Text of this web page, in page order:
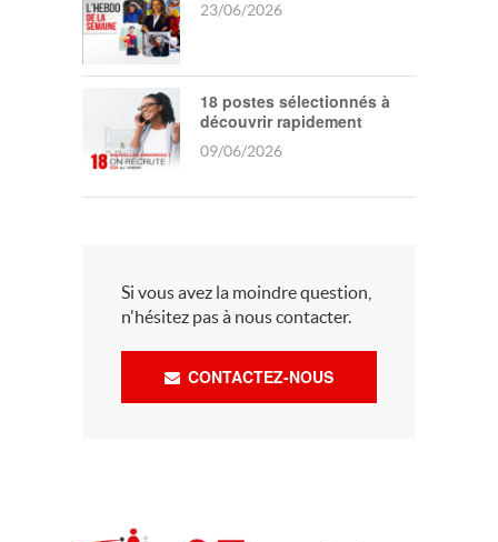
23/06/2026
18 postes sélectionnés à
découvrir rapidement
09/06/2026
Si vous avez la moindre question,
n'hésitez pas à nous contacter.
CONTACTEZ-NOUS